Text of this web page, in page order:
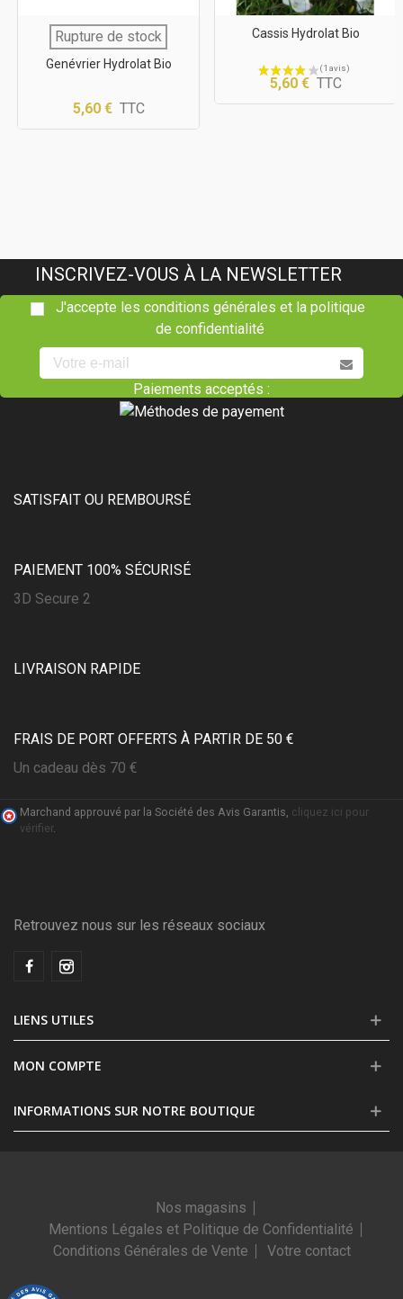
Rupture de stock
Genévrier Hydrolat Bio
5,60 € TTC
Cassis Hydrolat Bio
5,60 € TTC
INSCRIVEZ-VOUS À LA NEWSLETTER
J'accepte les conditions générales et la politique
de confidentialité
Paiements acceptés :
SATISFAIT OU REMBOURSÉ
PAIEMENT 100% SÉCURISÉ
3D Secure 2
LIVRAISON RAPIDE
FRAIS DE PORT OFFERTS À PARTIR DE 50 €
Un cadeau dès 70 €
Marchand approuvé par la Société des Avis Garantis, cliquez ici pour
vérifier.
Retrouvez nous sur les réseaux sociaux
INFORMATIONS SUR NOTRE BOUTIQUE
LIENS UTILES
MON COMPTE
Nos magasins
Mentions Légales et Politique de Confidentialité
Conditions Générales de Vente
Votre contact